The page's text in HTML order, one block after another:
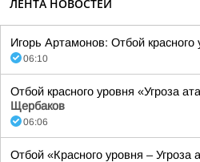
ЛЕНТА НОВОСТЕЙ
Игорь Артамонов: Отбой красного
06:10
Отбой красного уровня «Угроза
Щербаков
06:06
Отбой «Красного уровня –